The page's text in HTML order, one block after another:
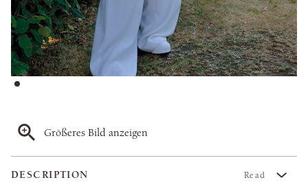
Größeres Bild anzeigen
DESCRIPTION Read